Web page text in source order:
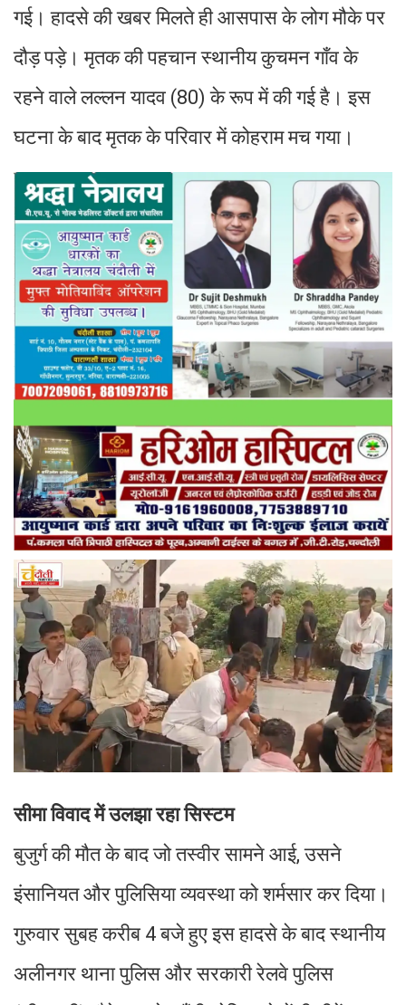
गई। हादसे की खबर मिलते ही आसपास के लोग मौके पर
दौड़ पड़े। मृतक की पहचान स्थानीय कुचमन गाँव के
रहने वाले लल्लन यादव (80) के रूप में की गई है। इस
घटना के बाद मृतक के परिवार में कोहराम मच गया।
सीमा विवाद में उलझा रहा सिस्टम
बुजुर्ग की मौत के बाद जो तस्वीर सामने आई, उसने
इंसानियत और पुलिसिया व्यवस्था को शर्मसार कर दिया।
गुरुवार सुबह करीब 4 बजे हुए इस हादसे के बाद स्थानीय
अलीनगर थाना पुलिस और सरकारी रेलवे पुलिस